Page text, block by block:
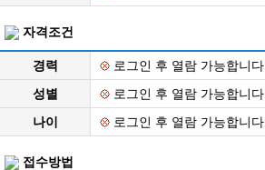
자격조건
경력
로그인 후 열람 가능합니다.
성별
로그인 후 열람 가능합니다.
나이
로그인 후 열람 가능합니다.
접수방법